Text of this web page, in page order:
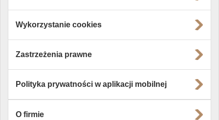
Wykorzystanie cookies
Zastrzeżenia prawne
Polityka prywatności w aplikacji mobilnej
O firmie